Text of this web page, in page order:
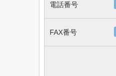
電話番号
FAX番号